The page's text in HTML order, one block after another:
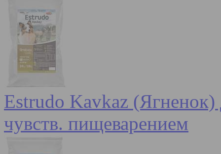
Estrudo Kavkaz (Ягненок)
чувств. пищеварением